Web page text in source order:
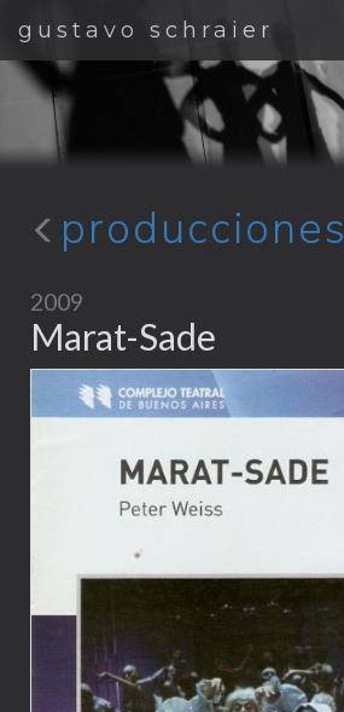
gustavo schraier
producciones
2009
Marat-Sade